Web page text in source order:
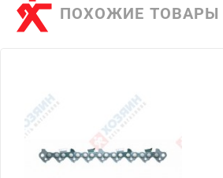
ПОХОЖИЕ ТОВАРЫ